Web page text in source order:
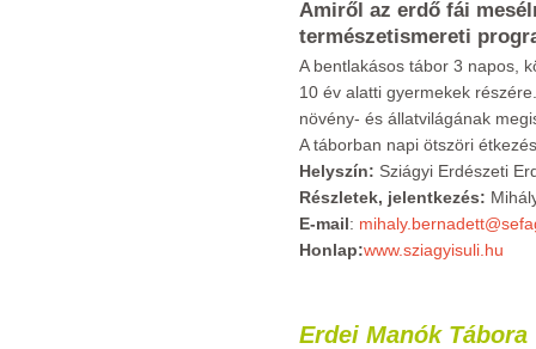
Amiről az erdő fái
természetismereti
A bentlakásos tábor 3 napos,
10 év alatti gyermekek
növény- és állatvilágának
A táborban napi ötszöri
Helyszín: Sziágyi Erdészeti
Részletek, jelentkezés:
E-mail:
Honlap:www.sziagyisuli.hu
Erdei Manók Tábora